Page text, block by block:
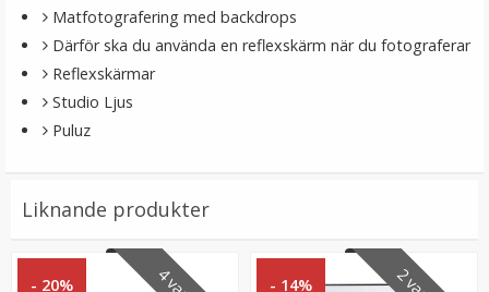
Klämma för reflexskärm & stativ
Matfotografering med backdrops
Därför ska du använda en reflexskärm när du fotograferar
Reflexskärmar
Studio Ljus
Puluz
Liknande produkter
- 20% - 14%